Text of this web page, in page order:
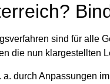
sind für alle
die nun klargestellten
durch Anpassungen im